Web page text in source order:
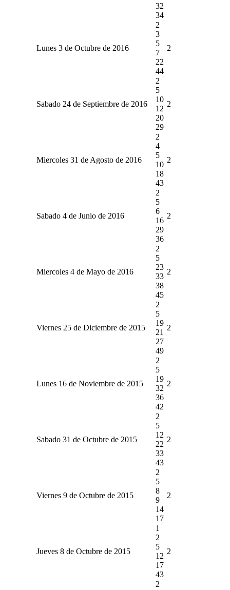
32
34
Lunes 3 de Octubre de 2016
2
3
5
7
22
44
2
Sabado 24 de Septiembre de 2016
2
5
10
12
20
29
2
Miercoles 31 de Agosto de 2016
2
4
5
10
18
43
2
Sabado 4 de Junio de 2016
2
5
6
16
29
36
2
Miercoles 4 de Mayo de 2016
2
5
23
33
38
45
2
Viernes 25 de Diciembre de 2015
2
5
19
21
27
49
2
Lunes 16 de Noviembre de 2015
2
5
19
32
36
42
2
Sabado 31 de Octubre de 2015
2
5
12
22
33
43
2
Viernes 9 de Octubre de 2015
2
5
8
9
14
17
2
Jueves 8 de Octubre de 2015
1
2
5
12
17
43
2
2